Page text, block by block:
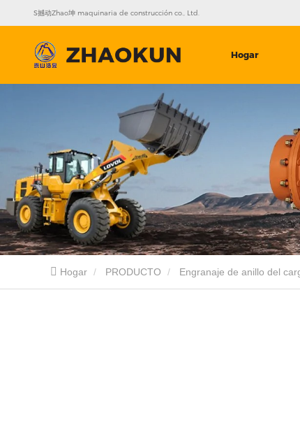
S撼动Zhao坤 maquinaria de construcción co., Ltd.
Hogar
Hogar PRODUCTO Engranaje de anillo del